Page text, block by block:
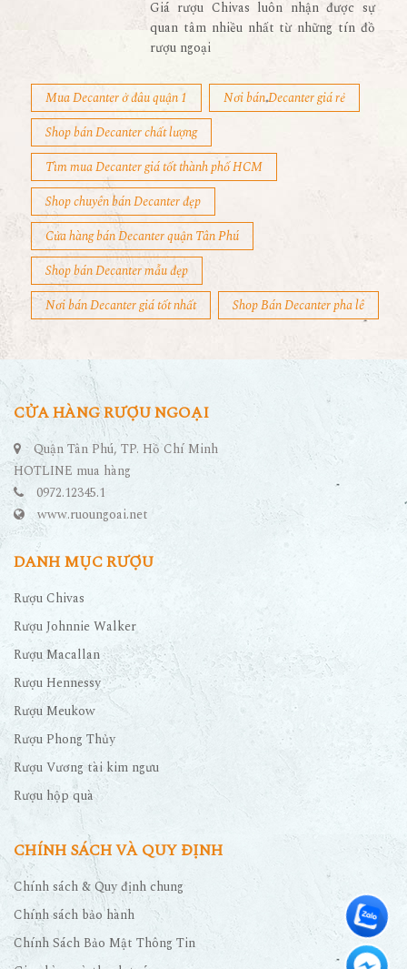
Giá rượu Chivas luôn nhận được sự
quan tâm nhiều nhất từ những tín đồ
rượu ngoại
Mua Decanter ở đâu quận 1
Nơi bán Decanter giá rẻ
Shop bán Decanter chất lượng
Tìm mua Decanter giá tốt thành phố HCM
Shop chuyên bán Decanter đẹp
Cửa hàng bán Decanter quận Tân Phú
Shop bán Decanter mẫu đẹp
Nơi bán Decanter giá tốt nhất
Shop Bán Decanter pha lê
CỬA HÀNG RƯỢU NGOẠI
Quận Tân Phú, TP. Hồ Chí Minh
HOTLINE mua hàng
0972.12345.1
www.ruoungoai.net
DANH MỤC RƯỢU
Rượu Chivas
Rượu Johnnie Walker
Rượu Macallan
Rượu Hennessy
Rượu Meukow
Rượu Phong Thủy
Rượu Vương tài kim ngưu
Rượu hộp quà
CHÍNH SÁCH VÀ QUY ĐỊNH
Chính sách & Quy định chung
Chính sách bảo hành
Chính Sách Bảo Mật Thông Tin